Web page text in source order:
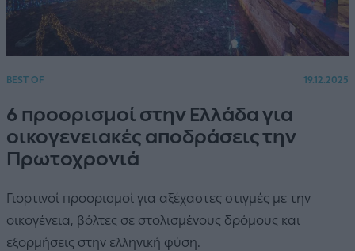
BEST OF 19.12.2025
6 προορισμοί στην Ελλάδα για
οικογενειακές αποδράσεις την
Πρωτοχρονιά
Γιορτινοί προορισμοί για αξέχαστες στιγμές με την
οικογένεια, βόλτες σε στολισμένους δρόμους και
εξορμήσεις στην ελληνική φύση.